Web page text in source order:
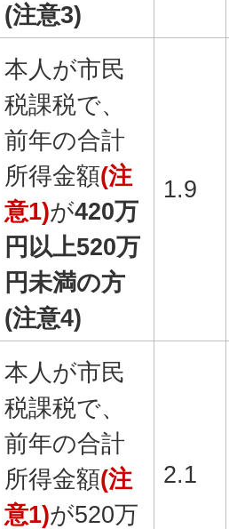
(注意3)
本人が市民
税課税で、
前年の合計
所得金額(注
意1)が420万
円以上520万
円未満の方
(注意4)
1.9
本人が市民
税課税で、
前年の合計
所得金額(注
意1)が520万
2.1